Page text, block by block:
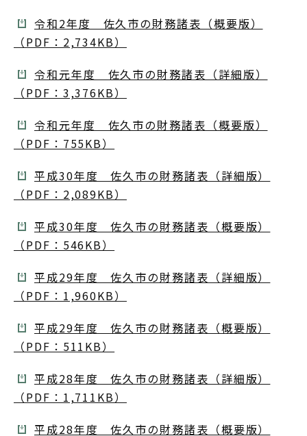
令和2年度 佐久市の財務諸表（概要版）
（PDF：2,734KB）
令和元年度 佐久市の財務諸表（詳細版）
（PDF：3,376KB）
令和元年度 佐久市の財務諸表（概要版）
（PDF：755KB）
平成30年度 佐久市の財務諸表（詳細版）
（PDF：2,089KB）
平成30年度 佐久市の財務諸表（概要版）
（PDF：546KB）
平成29年度 佐久市の財務諸表（詳細版）
（PDF：1,960KB）
平成29年度 佐久市の財務諸表（概要版）
（PDF：511KB）
平成28年度 佐久市の財務諸表（詳細版）
（PDF：1,711KB）
平成28年度 佐久市の財務諸表（概要版）